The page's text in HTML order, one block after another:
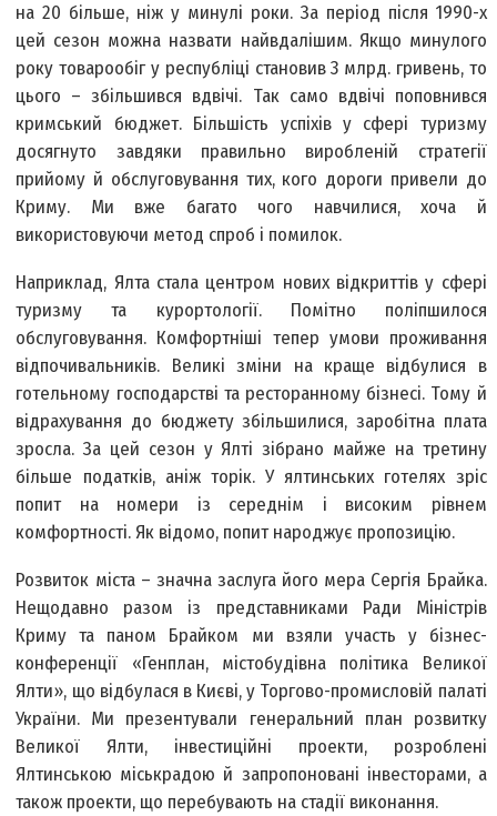
на 20 більше, ніж у минулі роки. За період після 1990-х
цей сезон можна назвати найвдалішим. Якщо минулого
року товарообіг у республіці становив 3 млрд. гривень, то
цього – збільшився вдвічі. Так само вдвічі поповнився
кримський бюджет. Більшість успіхів у сфері туризму
досягнуто завдяки правильно виробленій стратегії
прийому й обслуговування тих, кого дороги привели до
Криму. Ми вже багато чого навчилися, хоча й
використовуючи метод спроб і помилок.
Наприклад, Ялта стала центром нових відкриттів у сфері
туризму та курортології. Помітно поліпшилося
обслуговування. Комфортніші тепер умови проживання
відпочивальників. Великі зміни на краще відбулися в
готельному господарстві та ресторанному бізнесі. Тому й
відрахування до бюджету збільшилися, заробітна плата
зросла. За цей сезон у Ялті зібрано майже на третину
більше податків, аніж торік. У ялтинських готелях зріс
попит на номери із середнім і високим рівнем
комфортності. Як відомо, попит народжує пропозицію.
Розвиток міста – значна заслуга його мера Сергія Брайка.
Нещодавно разом із представниками Ради Міністрів
Криму та паном Брайком ми взяли участь у бізнес-
конференції «Генплан, містобудівна політика Великої
Ялти», що відбулася в Києві, у Торгово-промисловій палаті
України. Ми презентували генеральний план розвитку
Великої Ялти, інвестиційні проекти, розроблені
Ялтинською міськрадою й запропоновані інвесторами, а
також проекти, що перебувають на стадії виконання.